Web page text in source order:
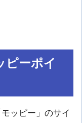
ピーポイ
ッピー」のサイ